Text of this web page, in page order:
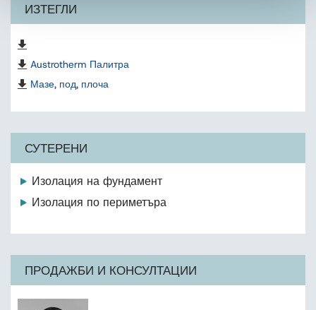
ИЗТЕГЛИ
Austrotherm Палитра
Мазе, под, плоча
СУТЕРЕНИ
Изолация на фундамент
Изолация по периметъра
ПРОДАЖБИ И КОНСУЛТАЦИИ